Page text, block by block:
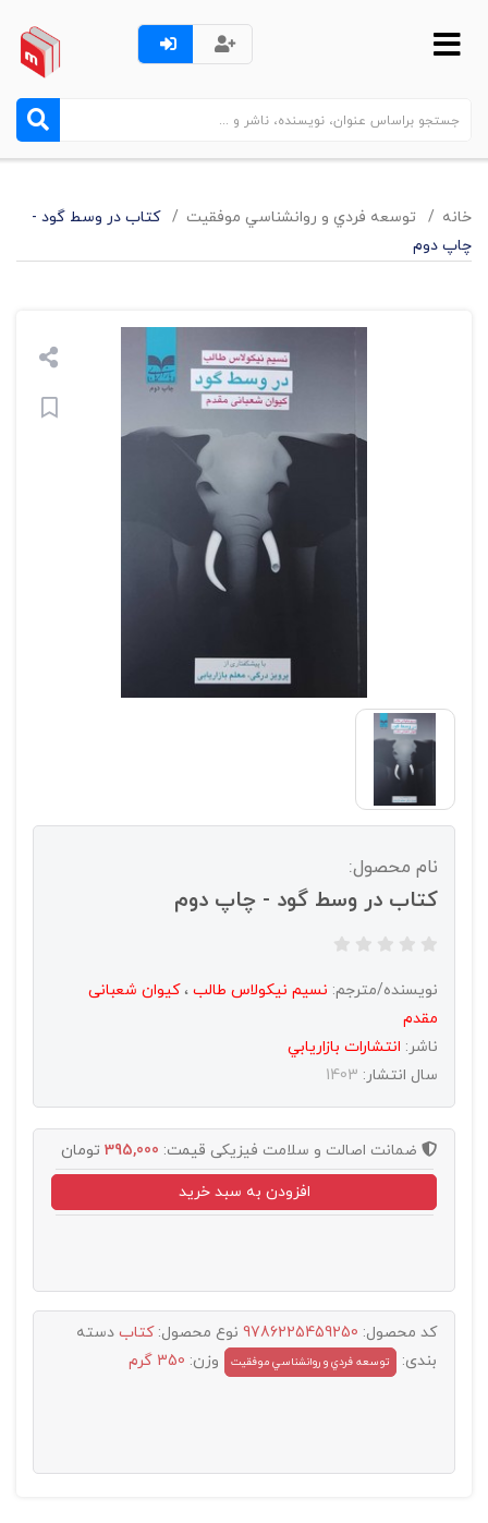
خانه توسعه فردي و روانشناسي موفقيت
کتاب در وسط گود -
چاپ دوم
نام محصول:
کتاب در وسط گود - چاپ دوم
نویسنده/مترجم: نسیم نیکولاس طالب ،کیوان شعبانی
مقدم
ناشر: انتشارات بازاريابي
سال انتشار: 1403
ضمانت اصالت و سلامت فیزیکی قیمت: 395,000 تومان
افزودن به سبد خرید
کد محصول: 9786225459250 نوع محصول:کتاب دسته
بندی:
توسعه فردي و روانشناسي موفقيت وزن: 350 گرم